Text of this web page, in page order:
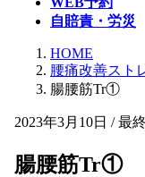
自賠責・労災
HOME
腰痛改善スト
腸腰筋Tr①
2023年3月10日 / 最
腸腰筋Tr①